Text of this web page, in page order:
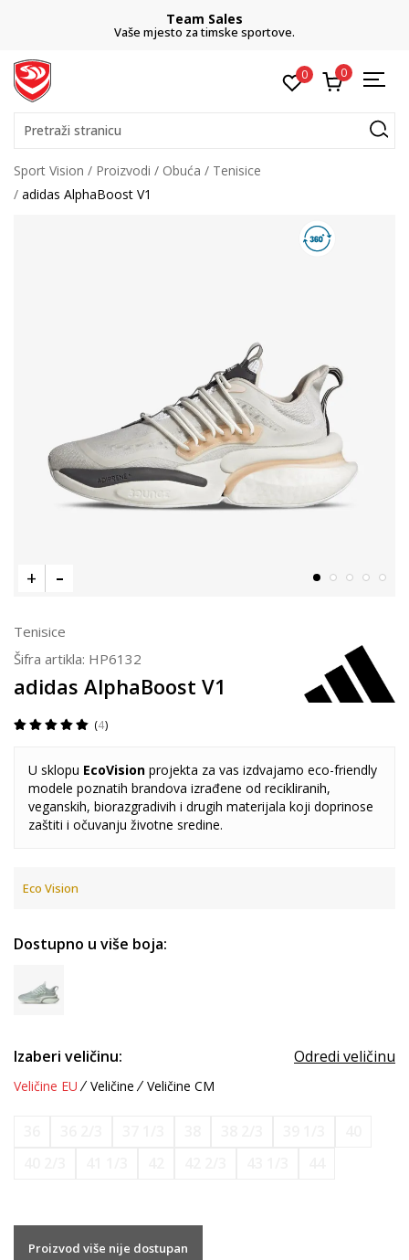
Team Sales
Vaše mjesto za timske sportove.
0 0
Pretraži stranicu
Sport Vision Proizvodi Obuća
Tenisice
adidas AlphaBoost V1
Tenisice
Šifra artikla: HP6132
adidas AlphaBoost V1
4
U sklopu EcoVision projekta za vas izdvajamo eco-friendly
modele poznatih brandova izrađene od recikliranih,
veganskih, biorazgradivih i drugih materijala koji doprinose
zaštiti i očuvanju životne sredine.
Eco Vision
Dostupno u više boja:
Izaberi veličinu: Odredi veličinu
Veličine EU Veličine Veličine CM
Proizvod više nije dostupan